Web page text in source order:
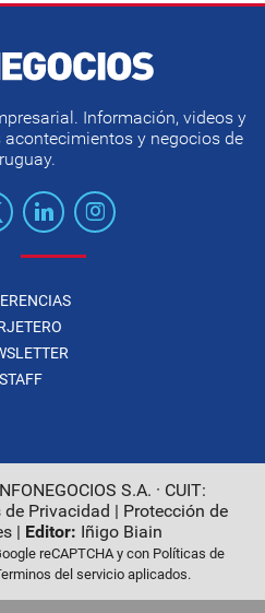
Información, videos y
y negocios de
STAFF
S.A. · CUIT:
Privacidad | Protección de
| Editor: Iñigo Biain
reCAPTCHA y con Políticas de
del servicioaplicados.